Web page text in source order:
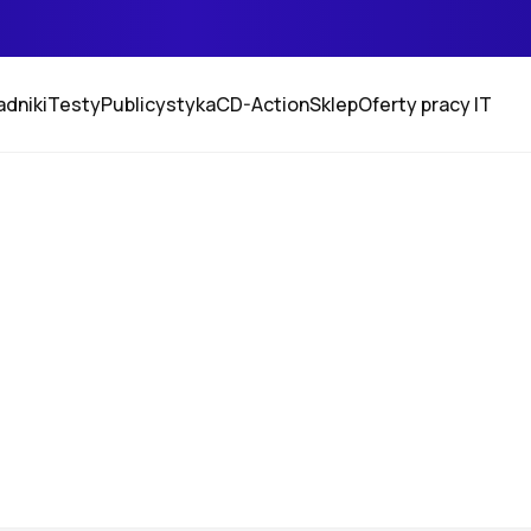
TestyPublicystykaCD-ActionSklepOferty pracy IT